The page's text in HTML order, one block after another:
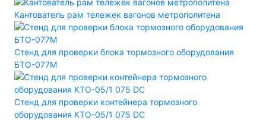
Кантователь рам тележек вагонов метрополитена
Стенд для проверки блока тормозного оборудования
БТО-077М
Стенд для проверки контейнера тормозного
оборудования КТО-05/1 075 DC